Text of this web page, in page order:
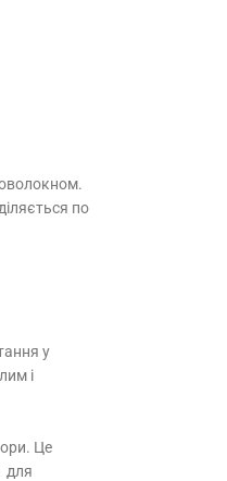
по
у
і
Це
для